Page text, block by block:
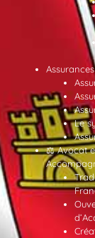
Le
⚖️ Avocat